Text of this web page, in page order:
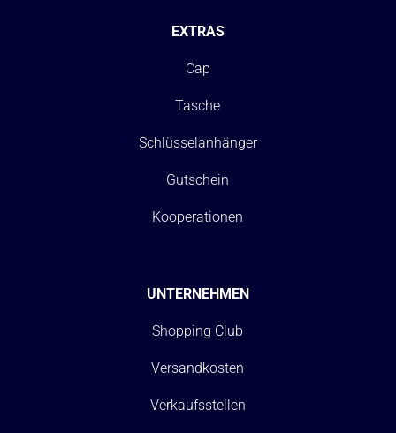
EXTRAS
Cap
Tasche
Schlüsselanhänger
Gutschein
Kooperationen
UNTERNEHMEN
Shopping Club
Versandkosten
Verkaufsstellen